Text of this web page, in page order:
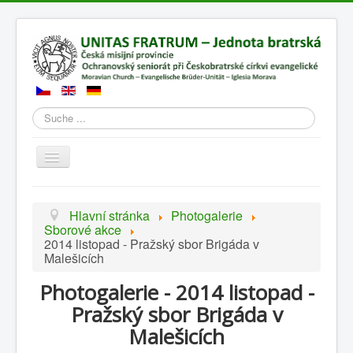
Suchen
Přepnout
navigaci
Hlavní stránka Photogalerie
Sborové akce
2014 listopad - Pražský sbor Brigáda v
Malešicích
Photogalerie - 2014 listopad -
Pražský sbor Brigáda v
Malešicích